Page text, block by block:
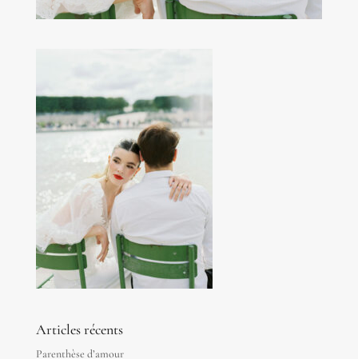
Articles récents
Parenthèse d’amour